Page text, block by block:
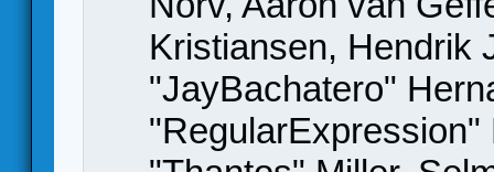
Kristiansen, Hendrik
"JayBachatero"